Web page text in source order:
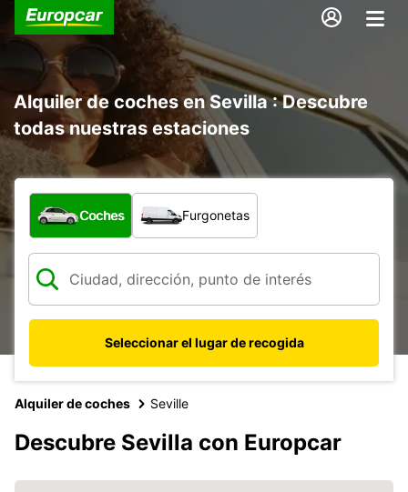
Alquiler de coches en Sevilla : Descubre
todas nuestras estaciones
¿Qué tipo de vehículo?
Coches Furgonetas
Seleccionar el lugar de recogida
Alquiler de coches Seville
Descubre Sevilla con Europcar